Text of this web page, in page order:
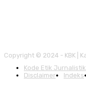
Copyright © 2024 - KBK |
Kode Etik Jurnalistik
Disclaimer
Indeks